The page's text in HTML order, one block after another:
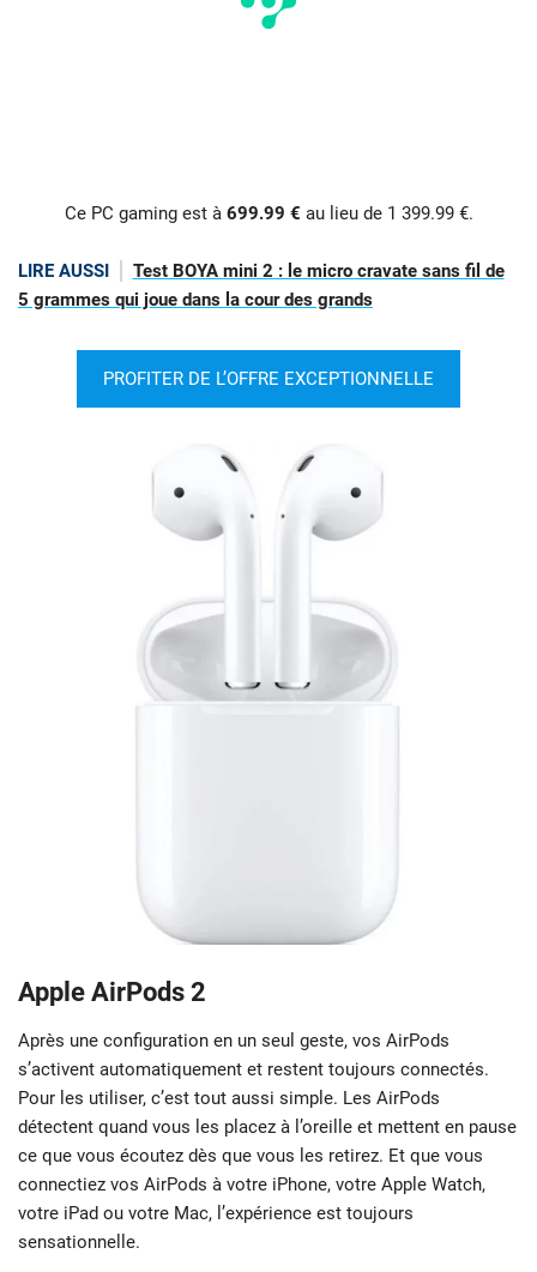
Ce PC gaming est à 699.99 € au lieu de 1 399.99 €.
LIRE AUSSI
Test BOYA mini 2 : le micro cravate sans fil de
5 grammes qui joue dans la cour des grands
PROFITER DE L’OFFRE EXCEPTIONNELLE
Apple AirPods 2
Après une configuration en un seul geste, vos AirPods
s’activent automatiquement et restent toujours connectés.
Pour les utiliser, c’est tout aussi simple. Les AirPods
détectent quand vous les placez à l’oreille et mettent en pause
ce que vous écoutez dès que vous les retirez. Et que vous
connectiez vos AirPods à votre iPhone, votre Apple Watch,
votre iPad ou votre Mac, l’expérience est toujours
sensationnelle.